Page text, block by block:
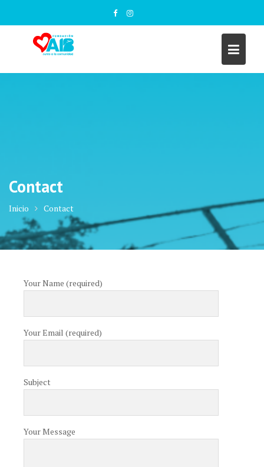
contenido
Contact
Inicio Contact
Your Name (required)
Your Email (required)
Subject
Your Message